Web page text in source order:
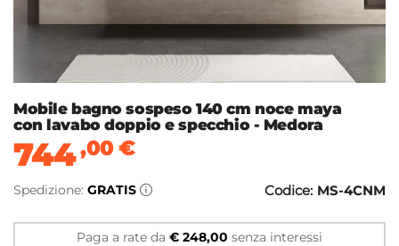
Mobile bagno sospeso 140 cm noce maya
con lavabo doppio e specchio - Medora
744,00€
Spedizione: GRATIS Codice: MS-4CNM
Paga a rate da € 248,00 senza interessi